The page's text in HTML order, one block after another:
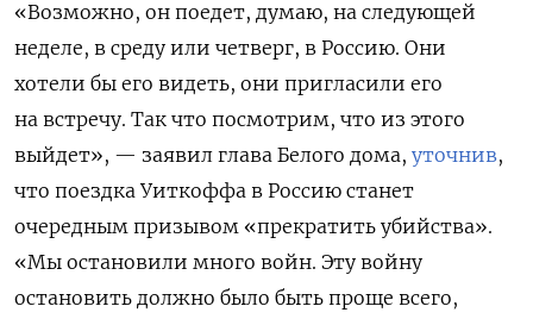
«Возможно, он поедет, думаю, на следующей
неделе, в среду или четверг, в Россию. Они
хотели бы его видеть, они пригласили его
на встречу. Так что посмотрим, что из этого
выйдет», — заявил глава Белого дома, уточнив,
что поездка Уиткоффа в Россию станет
очередным призывом «прекратить убийства».
«Мы остановили много войн. Эту войну
остановить должно было быть проще всего,